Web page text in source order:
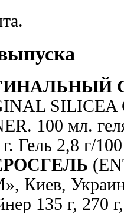
SILICEA
100 мл.
Гель 2,8 г/
Киев,
135 г, 270